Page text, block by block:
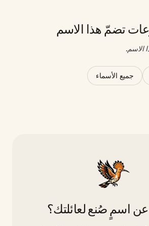
تضمّ هذا الاسم
الاسم.
جميع الأسماء
عن اسمٍ صُنع لعائلتك؟